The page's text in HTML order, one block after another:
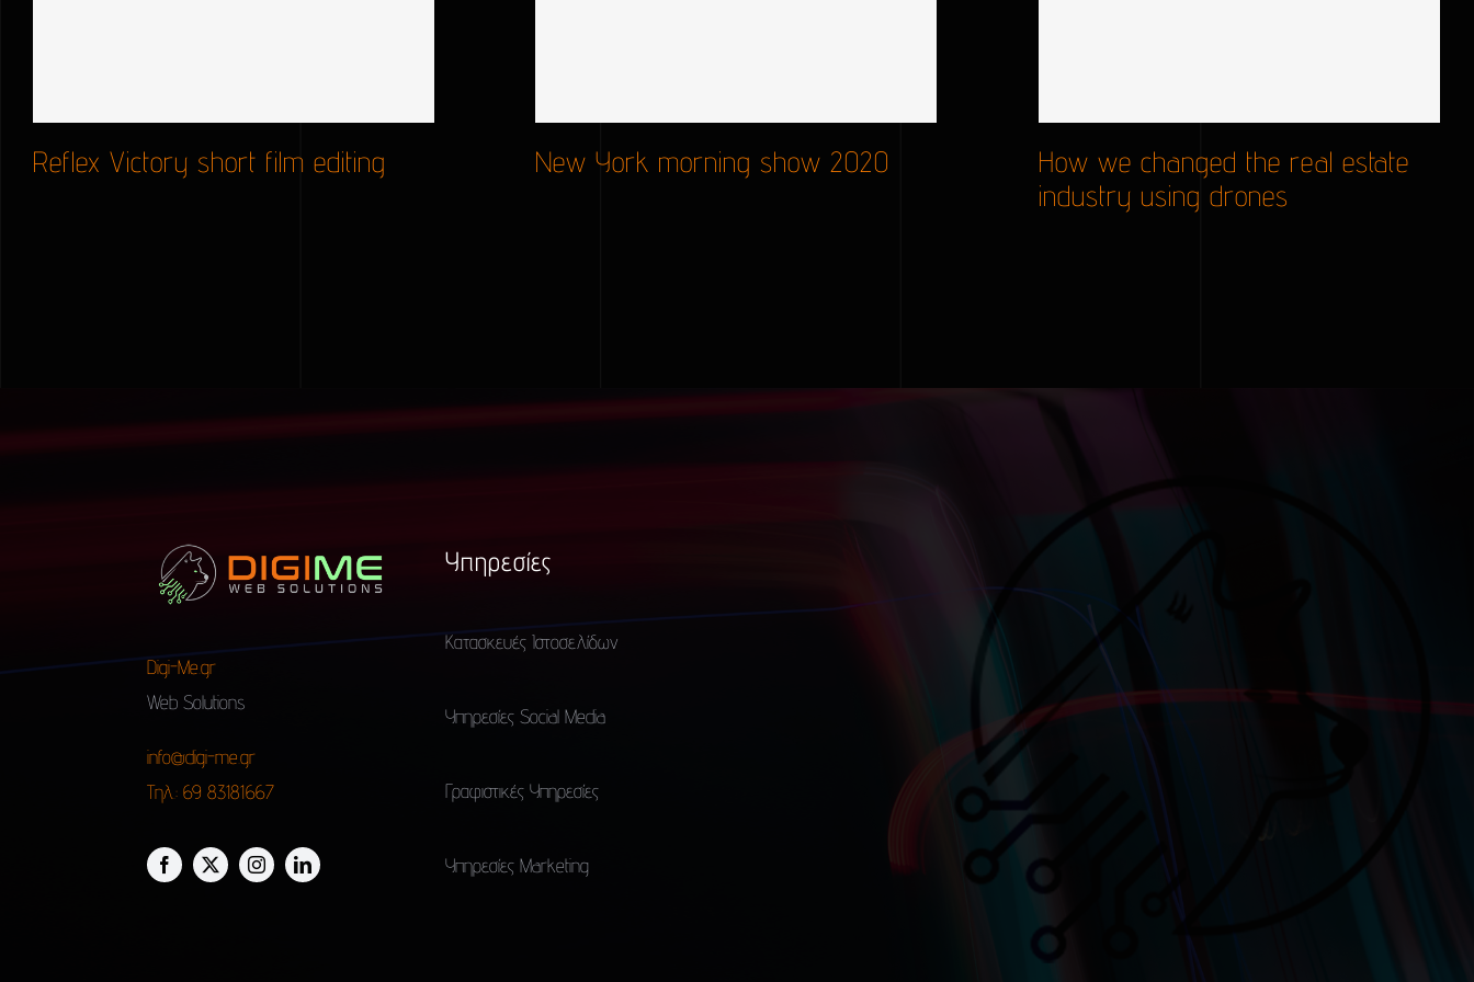
Reflex Victory short film editing New York morning show 2020
How we changed the real estate
industry using drones
Digi-Me.gr
Web Solutions
info@digi-me.gr
Τηλ.: 69 83181667
Υπηρεσίες
Κατασκευές Ιστοσελίδων
Υπηρεσίες Social Media
Γραφιστικές Υπηρεσίες
Υπηρεσίες Marketing